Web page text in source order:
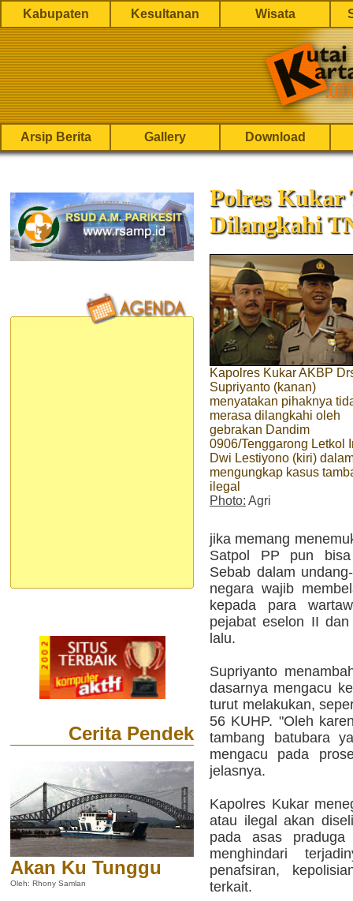
Kabupaten Kesultanan Wisata
Arsip Berita Gallery Download
Cerita Pendek
Akan Ku Tunggu
Oleh: Rhony Samlan
Polres Kukar
Dilangkahi
Kapolres Kukar AKBP
Supriyanto (kanan)
menyatakan pihaknya
merasa dilangkahi oleh
gebrakan Dandim
0906/Tenggarong Letkol
Dwi Lestiyono (kiri)
mengungkap kasus
ilegal
Photo: Agri
jika memang
Satpol PP pun bisa
Sebab dalam
negara wajib
kepada para
pejabat eselon II
lalu.
Supriyanto
dasarnya mengacu
turut melakukan,
56 KUHP. "Oleh
tambang batubara
mengacu pada
jelasnya.
Kapolres Kukar
atau ilegal akan
pada asas
menghindari
penafsiran,
terkait.